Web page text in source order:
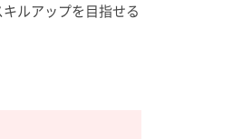
ルアップを目指せる